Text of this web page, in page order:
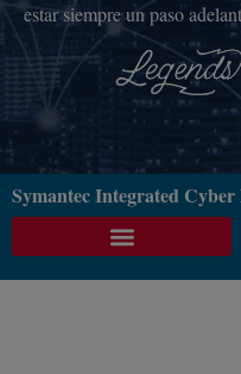
estar siempre un paso
Symantec Integrated